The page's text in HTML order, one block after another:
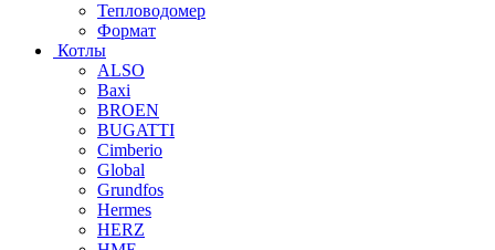
Тепловодомер
Формат
Котлы
ALSO
Baxi
BROEN
BUGATTI
Cimberio
Global
Grundfos
Hermes
HERZ